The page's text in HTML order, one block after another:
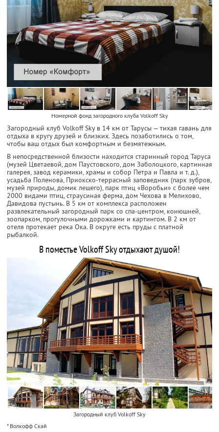
Номерной фонд загородного клуба Volkoff Sky
Загородный клуб Volkoff Sky в 14 км от Тарусы — тихая гавань для
отдыха в кругу друзей и близких. Здесь позаботились о том,
чтобы ваш отдых был комфортным и безмятежным.
В непосредственной близости находится старинный город Таруса
(музей Цветаевой, дом Паустовского, дом Заболоцкого, картинная
галерея, завод керамики, храмы и собор Петра и Павла и т. д.),
усадьба Поленова, Приокско-террасный заповедник (парк зубров,
музей природы, домик лешего), парк птиц «Воробьи» с более чем
2000 видами птиц, страусиная ферма, дом Чехова в Мелихово,
Давидова пустынь. В 5 км от комплекса расположен
развлекательный загородный парк со спа-центром, конюшней,
зоопарком, прогулочными дорожками и картингом. В 2 км от
отеля протекает река Ока. В округе есть пруды с платной
рыбалкой.
В поместье Volkoff Sky отдыхают душой!
Загородный клуб Volkoff Sky
* Волкофф Скай